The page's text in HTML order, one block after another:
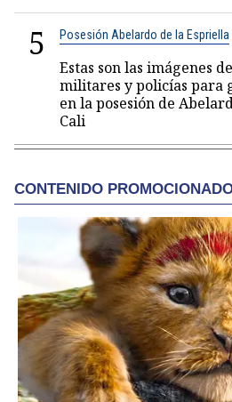
5 Posesión Abelardo de la Espriella
Estas son las imágenes
militares y policías para
en la posesión de
Cali